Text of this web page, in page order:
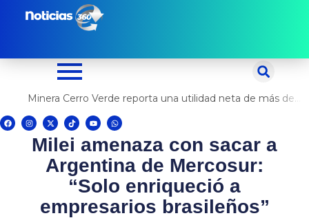
Minera Cerro Verde reporta una utilidad neta de más de US$ 500 millones
F
a
c
I
n
s
X
-
t
w
t
e
T
i
k
t
Y
o
u
t
e
W
h
a
t
s
p
p
Milei amenaza con sacar a
Argentina de Mercosur:
“Solo enriqueció a
empresarios brasileños”